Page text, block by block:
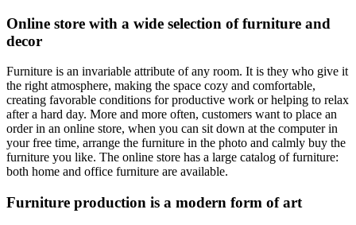
Online store with a wide selection of furniture and
decor
Furniture is an invariable attribute of any room. It is they who give it
the right atmosphere, making the space cozy and comfortable,
creating favorable conditions for productive work or helping to relax
after a hard day. More and more often, customers want to place an
order in an online store, when you can sit down at the computer in
your free time, arrange the furniture in the photo and calmly buy the
furniture you like. The online store has a large catalog of furniture:
both home and office furniture are available.
Furniture production is a modern form of art